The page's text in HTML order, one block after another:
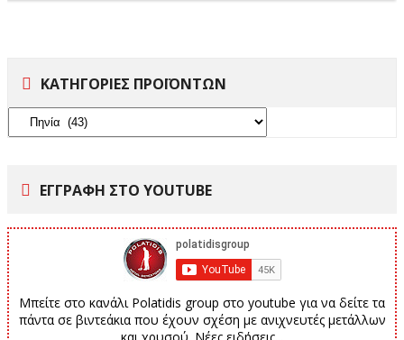
ΚΑΤΗΓΟΡΙΕΣ ΠΡΟΪΟΝΤΩΝ
ΕΓΓΡΑΦΗ ΣΤΟ YOUTUBE
Μπείτε στο κανάλι Polatidis group στο youtube για να δείτε τα
πάντα σε βιντεάκια που έχουν σχέση με ανιχνευτές μετάλλων